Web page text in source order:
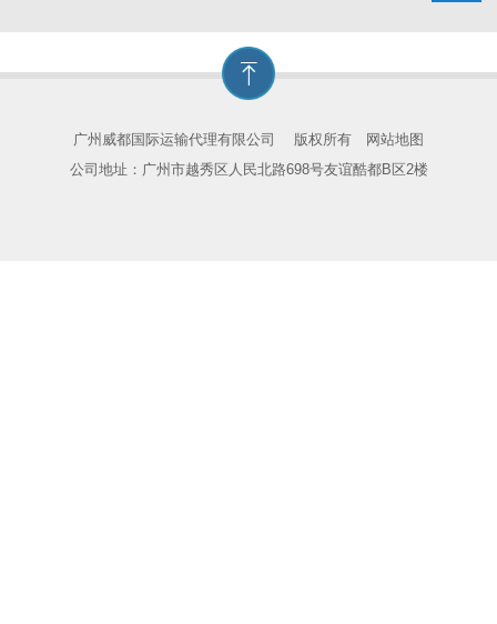
广州威都国际运输代理有限公司 版权所有
网站地图
公司地址：广州市越秀区人民北路698号友谊酷都B区2楼